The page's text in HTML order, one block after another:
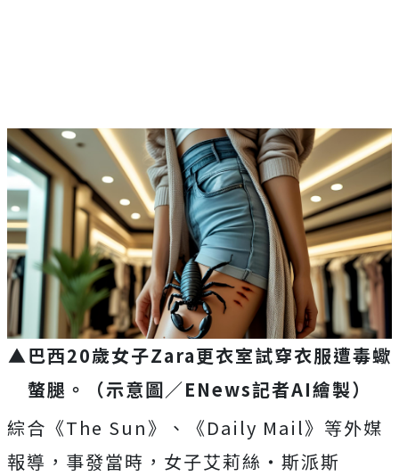
▲巴西20歲女子Zara更衣室試穿衣服遭毒蠍
螫腿。（示意圖／ENews記者AI繪製）
綜合《The Sun》、《Daily Mail》等外媒
報導，事發當時，女子艾莉絲‧斯派斯